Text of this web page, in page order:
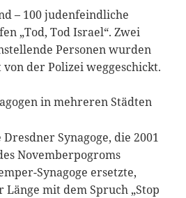
– 100 judenfeindliche
„Tod, Tod Israel“. Zwei
Personen wurden
der Polizei weggeschickt.
in mehreren Städten
Synagoge, die 2001
Novemberpogroms
Synagoge ersetzte,
mit dem Spruch „Stop